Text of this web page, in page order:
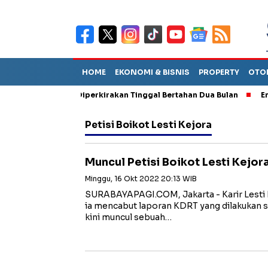
HOME EKONOMI & BISNIS PROPERTY
Sebut TPA Diperkirakan Tinggal Bertahan Dua Bulan Empat
Petisi Boikot Lesti Kejora
Muncul Petisi Boikot Lesti
Minggu, 16 Okt 2022 20:13 WIB
SURABAYAPAGI.COM, Jakarta - Karir
ia mencabut laporan KDRT yang dilakukan
kini muncul sebuah…